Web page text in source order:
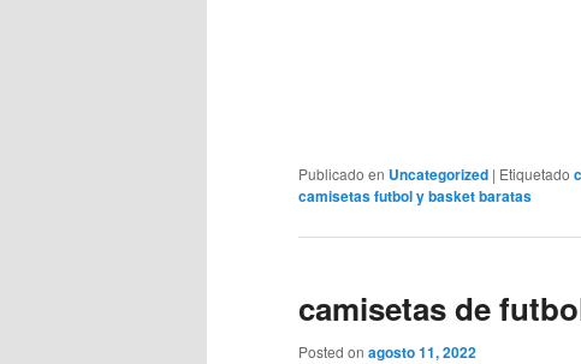
Publicado en Uncategorized | Etiquetado
camisetas futbol y basket baratas
camisetas de
Posted on agosto 11, 2022